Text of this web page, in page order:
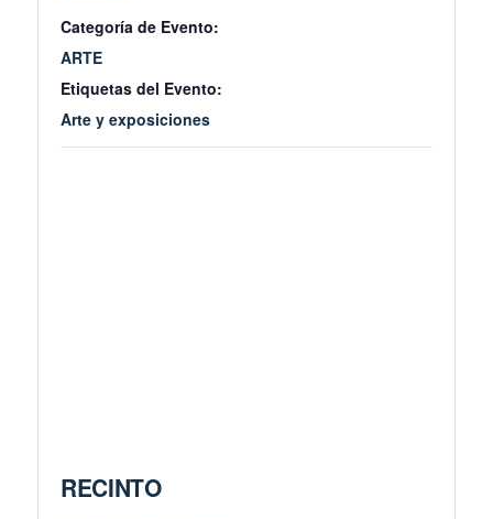
Categoría de Evento:
ARTE
Etiquetas del Evento:
Arte y exposiciones
RECINTO